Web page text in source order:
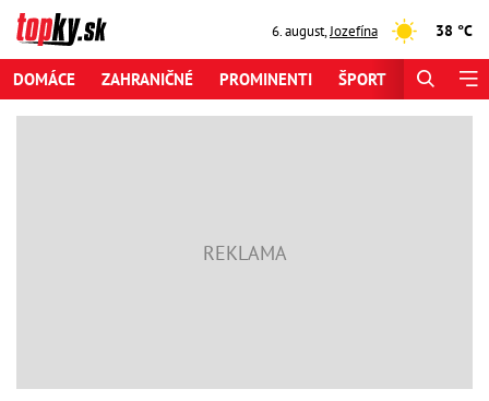
6. august,Jozefína 38 °C
DOMÁCE ZAHRANIČNÉ PROMINENTI ŠPORT